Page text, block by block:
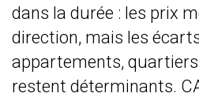
dans la durée : les prix
direction, mais les
appartements,
restent déterminants.